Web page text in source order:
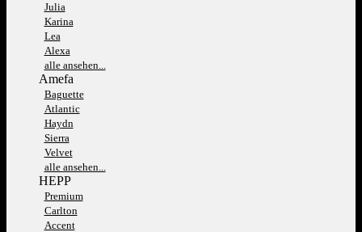
Julia
Karina
Lea
Alexa
alle ansehen...
Amefa
Baguette
Atlantic
Haydn
Sierra
Velvet
alle ansehen...
HEPP
Premium
Carlton
Accent